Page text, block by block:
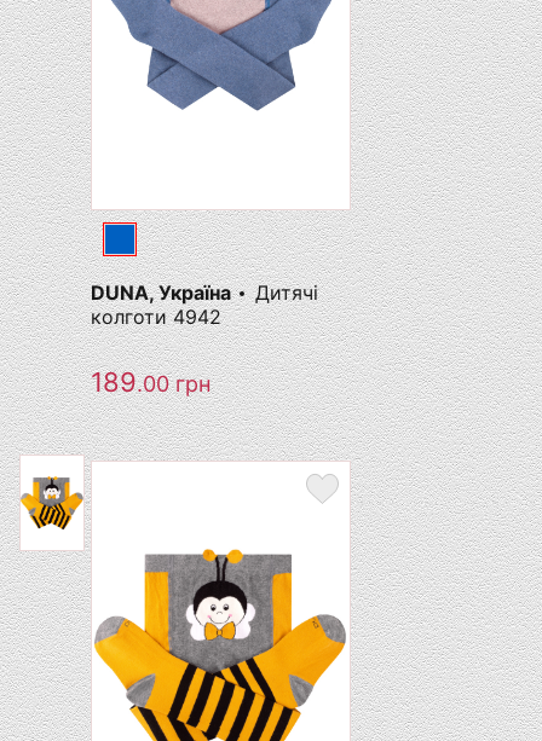
DUNA, Україна
Дитячі
колготи 4942
189.00грн